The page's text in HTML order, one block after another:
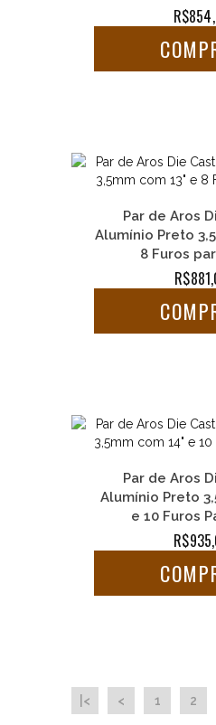
Par de Aros
Alumínio Preto
8 Furos
Par de Aros
Alumínio Preto
e 10 Furos
|< < 1 2